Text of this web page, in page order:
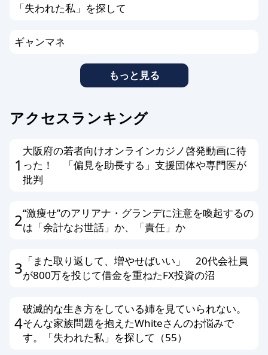
「失われた私」を探して
ギャンマネ
もっと見る
アクセスランキング
1
大阪府の若者向けオンラインカジノ啓発動画に待
った！ 「偏見を助長する」支援団体や専門医が
批判
2“激痩せ”のアリアナ・グランデに注意を喚起するの
は「余計なお世話」か、「責任」か
3 「また取り返して、増やせばいい」 20代会社員
が800万を投じて借金を重ねたFX投資の沼
4
破滅的な生き方をしている姉を見ていられない。
そんな家族問題を抱えたWhiteさんのお悩みで
す。「失われた私」を探して（55）